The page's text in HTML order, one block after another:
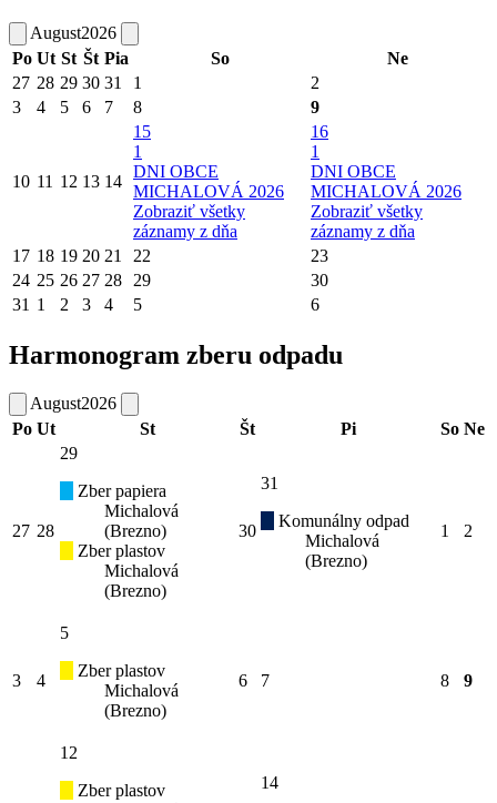
August2026
Po Ut St Št Pia So
Ne
27 28 29 30 31 1
2
3
4 5 6 7 8 9
10 11 12 13 14
15
1
DNI OBCE
MICHALOVÁ 2026
Zobraziť všetky
záznamy z dňa
16
1
DNI OBCE
MICHALOVÁ 2026
Zobraziť všetky
záznamy z dňa
17 18 19 20 21 22
23
24 25 26 27 28 29
30
31 1 2 3 4 5 6
Harmonogram zberu odpadu
August2026
Po Ut St Št Pi So Ne
27 28
29
Zber papiera
Michalová
(Brezno)
Zber plastov
Michalová
(Brezno)
30
31
Komunálny odpad
Michalová
(Brezno)
1 2
3 4
5
Zber plastov
Michalová
(Brezno)
6 7 8 9
12
Zber plastov
14